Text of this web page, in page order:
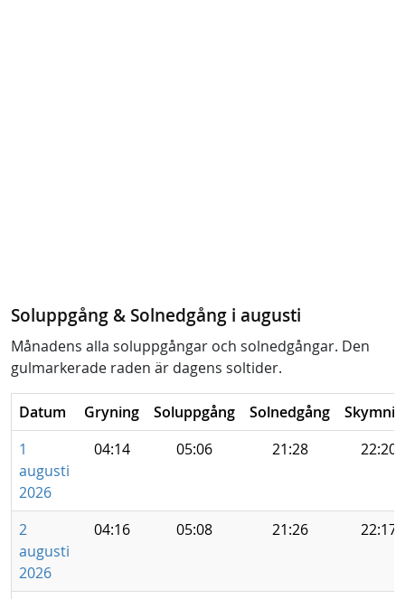
Soluppgång & Solnedgång i augusti
Månadens alla soluppgångar och solnedgångar. Den
gulmarkerade raden är dagens soltider.
Datum Gryning Soluppgång Solnedgång
1
augusti
2026
04:14 05:06 21:28 22:20
2
augusti
2026
04:16 05:08 21:26 22:17